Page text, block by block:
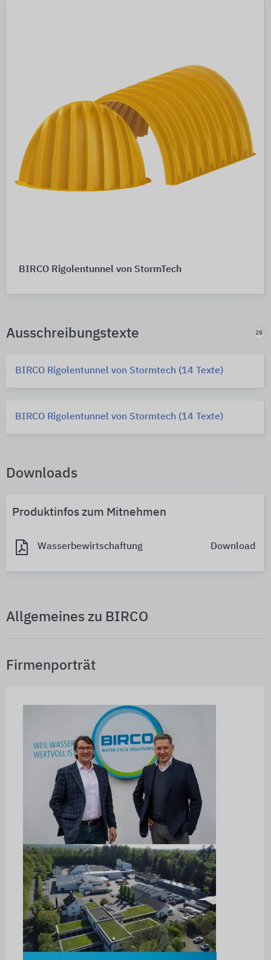
BIRCO Rigolentunnel von StormTech
Ausschreibungstexte 28
BIRCO Rigolentunnel von Stormtech (14 Texte)
BIRCO Rigolentunnel von Stormtech (14 Texte)
Downloads
Produktinfos zum Mitnehmen
Wasserbewirtschaftung Download
Allgemeines zu BIRCO
Firmenporträt